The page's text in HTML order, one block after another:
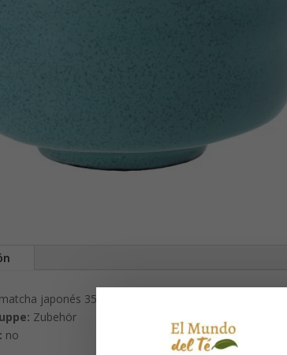
japonés 350 ml, Ø 100 x 80 mm
Zubehör
no